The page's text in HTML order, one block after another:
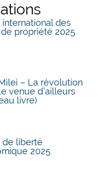
international des
propriété 2025
– La révolution
venue d’ailleurs
livre)
de liberté
2025